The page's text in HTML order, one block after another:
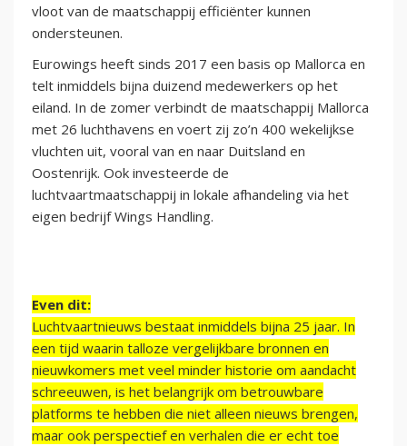
vloot van de maatschappij efficiënter kunnen
ondersteunen.
Eurowings heeft sinds 2017 een basis op Mallorca en
telt inmiddels bijna duizend medewerkers op het
eiland. In de zomer verbindt de maatschappij Mallorca
met 26 luchthavens en voert zij zo’n 400 wekelijkse
vluchten uit, vooral van en naar Duitsland en
Oostenrijk. Ook investeerde de
luchtvaartmaatschappij in lokale afhandeling via het
eigen bedrijf Wings Handling.
Even dit:
Luchtvaartnieuws bestaat inmiddels bijna 25 jaar. In
een tijd waarin talloze vergelijkbare bronnen en
nieuwkomers met veel minder historie om aandacht
schreeuwen, is het belangrijk om betrouwbare
platforms te hebben die niet alleen nieuws brengen,
maar ook perspectief en verhalen die er echt toe